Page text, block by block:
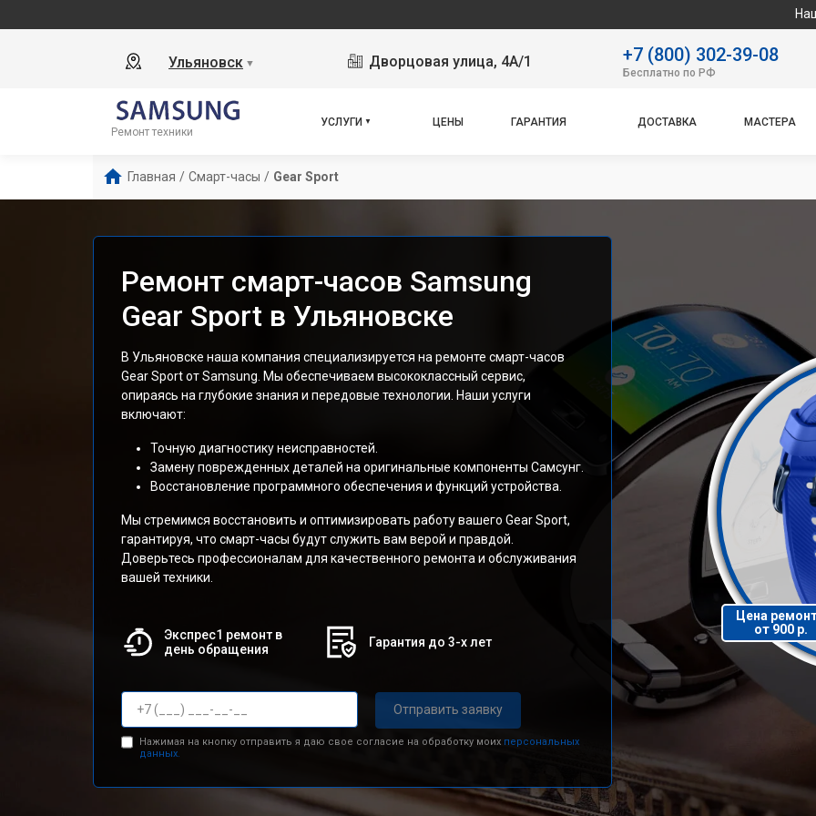
Наш сервисный
Ульяновск ▼ Дворцовая улица, 4А/1 +7 (800) 302-39-08
Бесплатно по РФ
Ремонт техники
УСЛУГИ ЦЕНЫ ГАРАНТИЯ ДОСТАВКА МАСТЕРА
Главная / Смарт-часы / Gear Sport
Ремонт смарт-часов Samsung
Gear Sport в Ульяновске
В Ульяновске наша компания специализируется на ремонте смарт-часов
Gear Sport от Samsung. Мы обеспечиваем высококлассный сервис,
опираясь на глубокие знания и передовые технологии. Наши услуги
включают:
Точную диагностику неисправностей.
Замену поврежденных деталей на оригинальные компоненты Самсунг.
Восстановление программного обеспечения и функций устройства.
Мы стремимся восстановить и оптимизировать работу вашего Gear Sport,
гарантируя, что смарт-часы будут служить вам верой и правдой.
Доверьтесь профессионалам для качественного ремонта и обслуживания
вашей техники.
Экспрес1 ремонт в
день обращения
Гарантия до 3-х лет
Отправить заявку
Нажимая на кнопку отправить я даю свое согласие на обработку моих персональных
данных.
Цена
от 900 р.